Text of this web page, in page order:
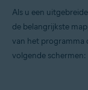
Als u een
de belangrijkste
van het programma
volgende schermen: